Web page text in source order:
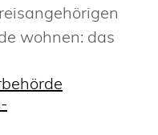
wohnen: das